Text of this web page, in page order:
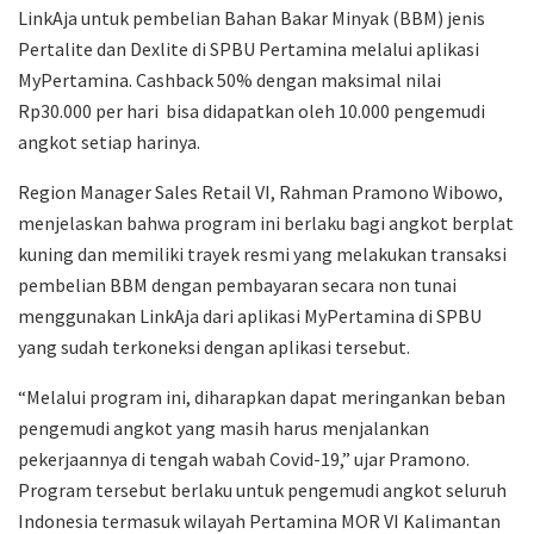
LinkAja untuk pembelian Bahan Bakar Minyak (BBM) jenis
Pertalite dan Dexlite di SPBU Pertamina melalui aplikasi
MyPertamina. Cashback 50% dengan maksimal nilai
Rp30.000 per hari bisa didapatkan oleh 10.000 pengemudi
angkot setiap harinya.
Region Manager Sales Retail VI, Rahman Pramono Wibowo,
menjelaskan bahwa program ini berlaku bagi angkot berplat
kuning dan memiliki trayek resmi yang melakukan transaksi
pembelian BBM dengan pembayaran secara non tunai
menggunakan LinkAja dari aplikasi MyPertamina di SPBU
yang sudah terkoneksi dengan aplikasi tersebut.
“Melalui program ini, diharapkan dapat meringankan beban
pengemudi angkot yang masih harus menjalankan
pekerjaannya di tengah wabah Covid-19,” ujar Pramono.
Program tersebut berlaku untuk pengemudi angkot seluruh
Indonesia termasuk wilayah Pertamina MOR VI Kalimantan